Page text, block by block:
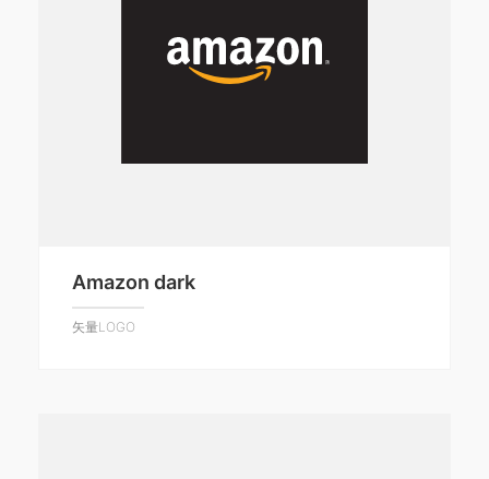
Amazon dark
矢量LOGO